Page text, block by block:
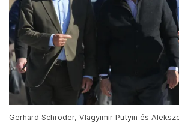
Gerhard Schröder, Vlagyimir Putyin és